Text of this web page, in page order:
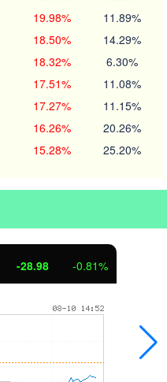
19.98% 11.89%
18.50% 14.29%
18.32% 6.30%
17.51% 11.08%
17.27% 11.15%
16.26% 20.26%
15.28% 25.20%
-28.98 -0.81%